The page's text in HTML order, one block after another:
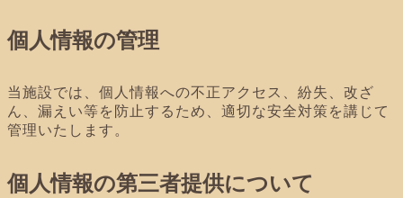
個人情報の管理
当施設では、個人情報への不正アクセス、紛失、改ざ
ん、漏えい等を防止するため、適切な安全対策を講じて
管理いたします。
個人情報の第三者提供について